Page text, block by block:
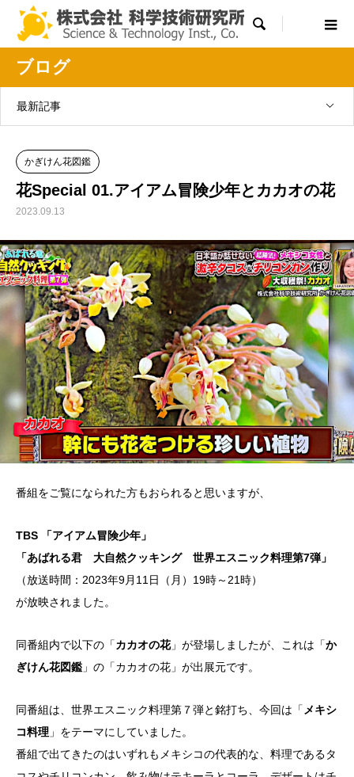

ブログ
最新記事
かぎけん花図鑑
花Special 01.アイアム冒険少年とカカオの花
2023.09.13
番組をご覧になられた方もおられると思いますが、
TBS 「アイアム冒険少年」
「あばれる君 大自然クッキング 世界エスニック料理第7弾」
（放送時間：2023年9月11日（月）19時～21時）
が放映されました。
同番組内で以下の「カカオの花」が登場しましたが、これは「か
ぎけん花図鑑 」の「カカオの花」が出展元です。
同番組は、世界エスニック料理第７弾と銘打ち、今回は「 メキシ
コ料理 」をテーマにしていました。
番組で出てきたのはいずれもメキシコの代表的な、料理であるタ